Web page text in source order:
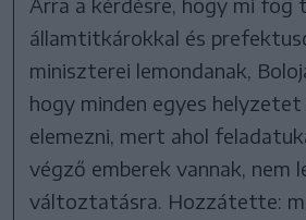
Arra a kérdésre, hogy mi fog
államtitkárokkal és
miniszterei lemondanak,
hogy minden egyes helyzetet
elemezni, mert ahol
végző emberek vannak, nem
változtatásra. Hozzátette: